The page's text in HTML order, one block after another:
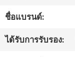
การ
แสดง
ชื่อแบรนด์:
ได้รับการรับรอง: